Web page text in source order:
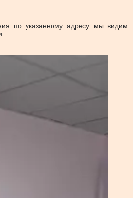
по указанному адресу мы видим